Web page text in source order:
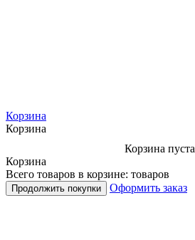
Корзина
Корзина
Корзина пуста
Корзина
Всего товаров в корзине: товаров
Продолжить покупки Оформить заказ